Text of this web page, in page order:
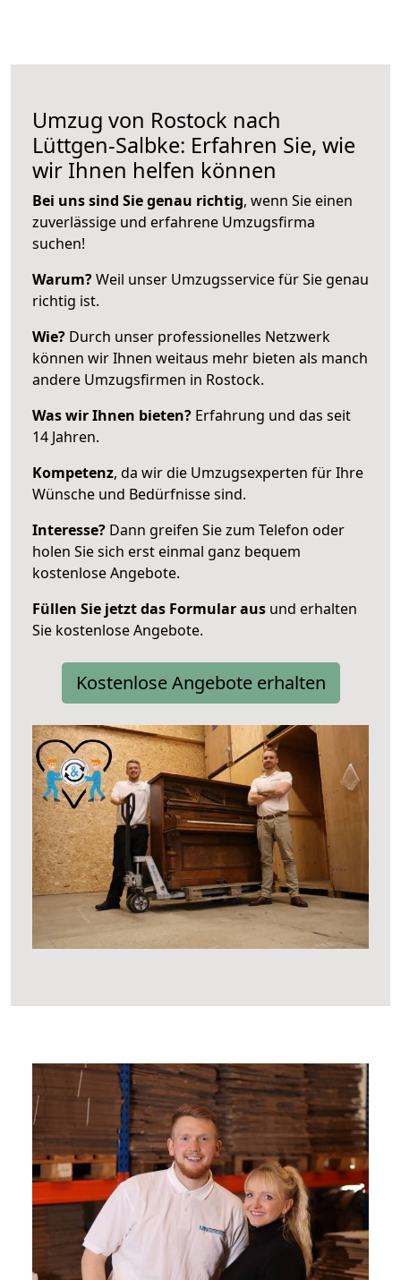
Umzug von Rostock nach
Lüttgen-Salbke: Erfahren Sie, wie
wir Ihnen helfen können
Bei uns sind Sie genau richtig, wenn Sie einen
zuverlässige und erfahrene Umzugsfirma
suchen!
Warum?Weil unser Umzugsservice für Sie genau
richtig ist.
Wie? Durch unser professionelles Netzwerk
können wir Ihnen weitaus mehr bieten als manch
andere Umzugsfirmen in Rostock.
Was wir Ihnen bieten? Erfahrung und das seit
14 Jahren.
Kompetenz, da wir die Umzugsexperten für Ihre
Wünsche und Bedürfnisse sind.
Interesse? Dann greifen Sie zum Telefon oder
holen Sie sich erst einmal ganz bequem
kostenlose Angebote.
Füllen Sie jetzt das Formular aus und erhalten
Sie kostenlose Angebote.
Kostenlose Angebote erhalten